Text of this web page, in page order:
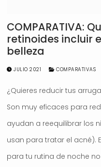
COMPARATIVA:
retinoides incluir
belleza
JULIO 2021 COMPARATIVAS
¿Quieres reducir tus
Son muy eficaces para
ayudan a reequilibrar los
usan para tratar el acné).
para tu rutina de noche